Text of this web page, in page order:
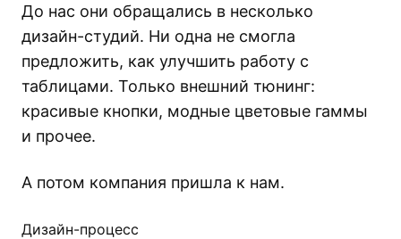
До нас они обращались в несколько
дизайн-студий. Ни одна не смогла
предложить, как улучшить работу с
таблицами. Только внешний тюнинг:
красивые кнопки, модные цветовые гаммы
и прочее.
А потом компания пришла к нам.
Дизайн-процесс